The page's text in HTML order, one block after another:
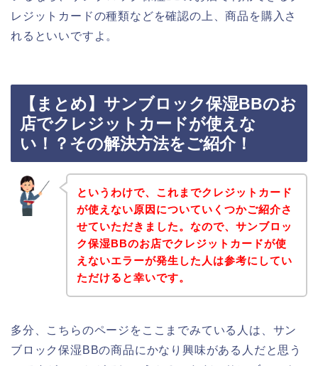
レジットカードの種類などを確認の上、商品を購入さ
れるといいですよ。
【まとめ】サンブロック保湿BBのお
店でクレジットカードが使えな
い！？その解決方法をご紹介！
というわけで、これまでクレジットカード
が使えない原因についていくつかご紹介さ
せていただきました。なので、サンブロッ
ク保湿BBのお店でクレジットカードが使
えないエラーが発生した人は参考にしてい
ただけると幸いです。
多分、こちらのページをここまでみている人は、サン
ブロック保湿BBの商品にかなり興味がある人だと思う